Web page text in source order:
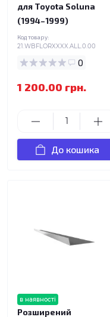
для Toyota Soluna
(1994–1999)
Код товару:
21.WBFLORXXXX.ALL.0.00
0
1 200.00 грн.
До кошика
в наявності
Розширений